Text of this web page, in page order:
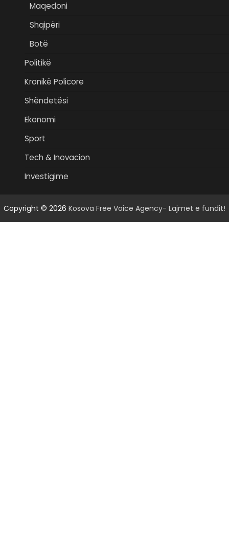
Maqedoni
Shqipëri
Botë
Politikë
Kronikë Policore
Shëndetësi
Ekonomi
Sport
Tech & Inovacion
Investigime